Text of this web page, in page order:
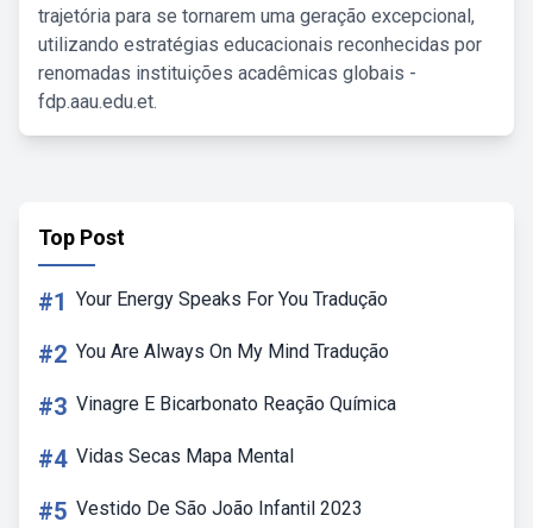
trajetória para se tornarem uma geração excepcional,
utilizando estratégias educacionais reconhecidas por
renomadas instituições acadêmicas globais -
fdp.aau.edu.et.
Top Post
#1 Your Energy Speaks For You Tradução
#2 You Are Always On My Mind Tradução
#3 Vinagre E Bicarbonato Reação Química
#4 Vidas Secas Mapa Mental
#5 Vestido De São João Infantil 2023